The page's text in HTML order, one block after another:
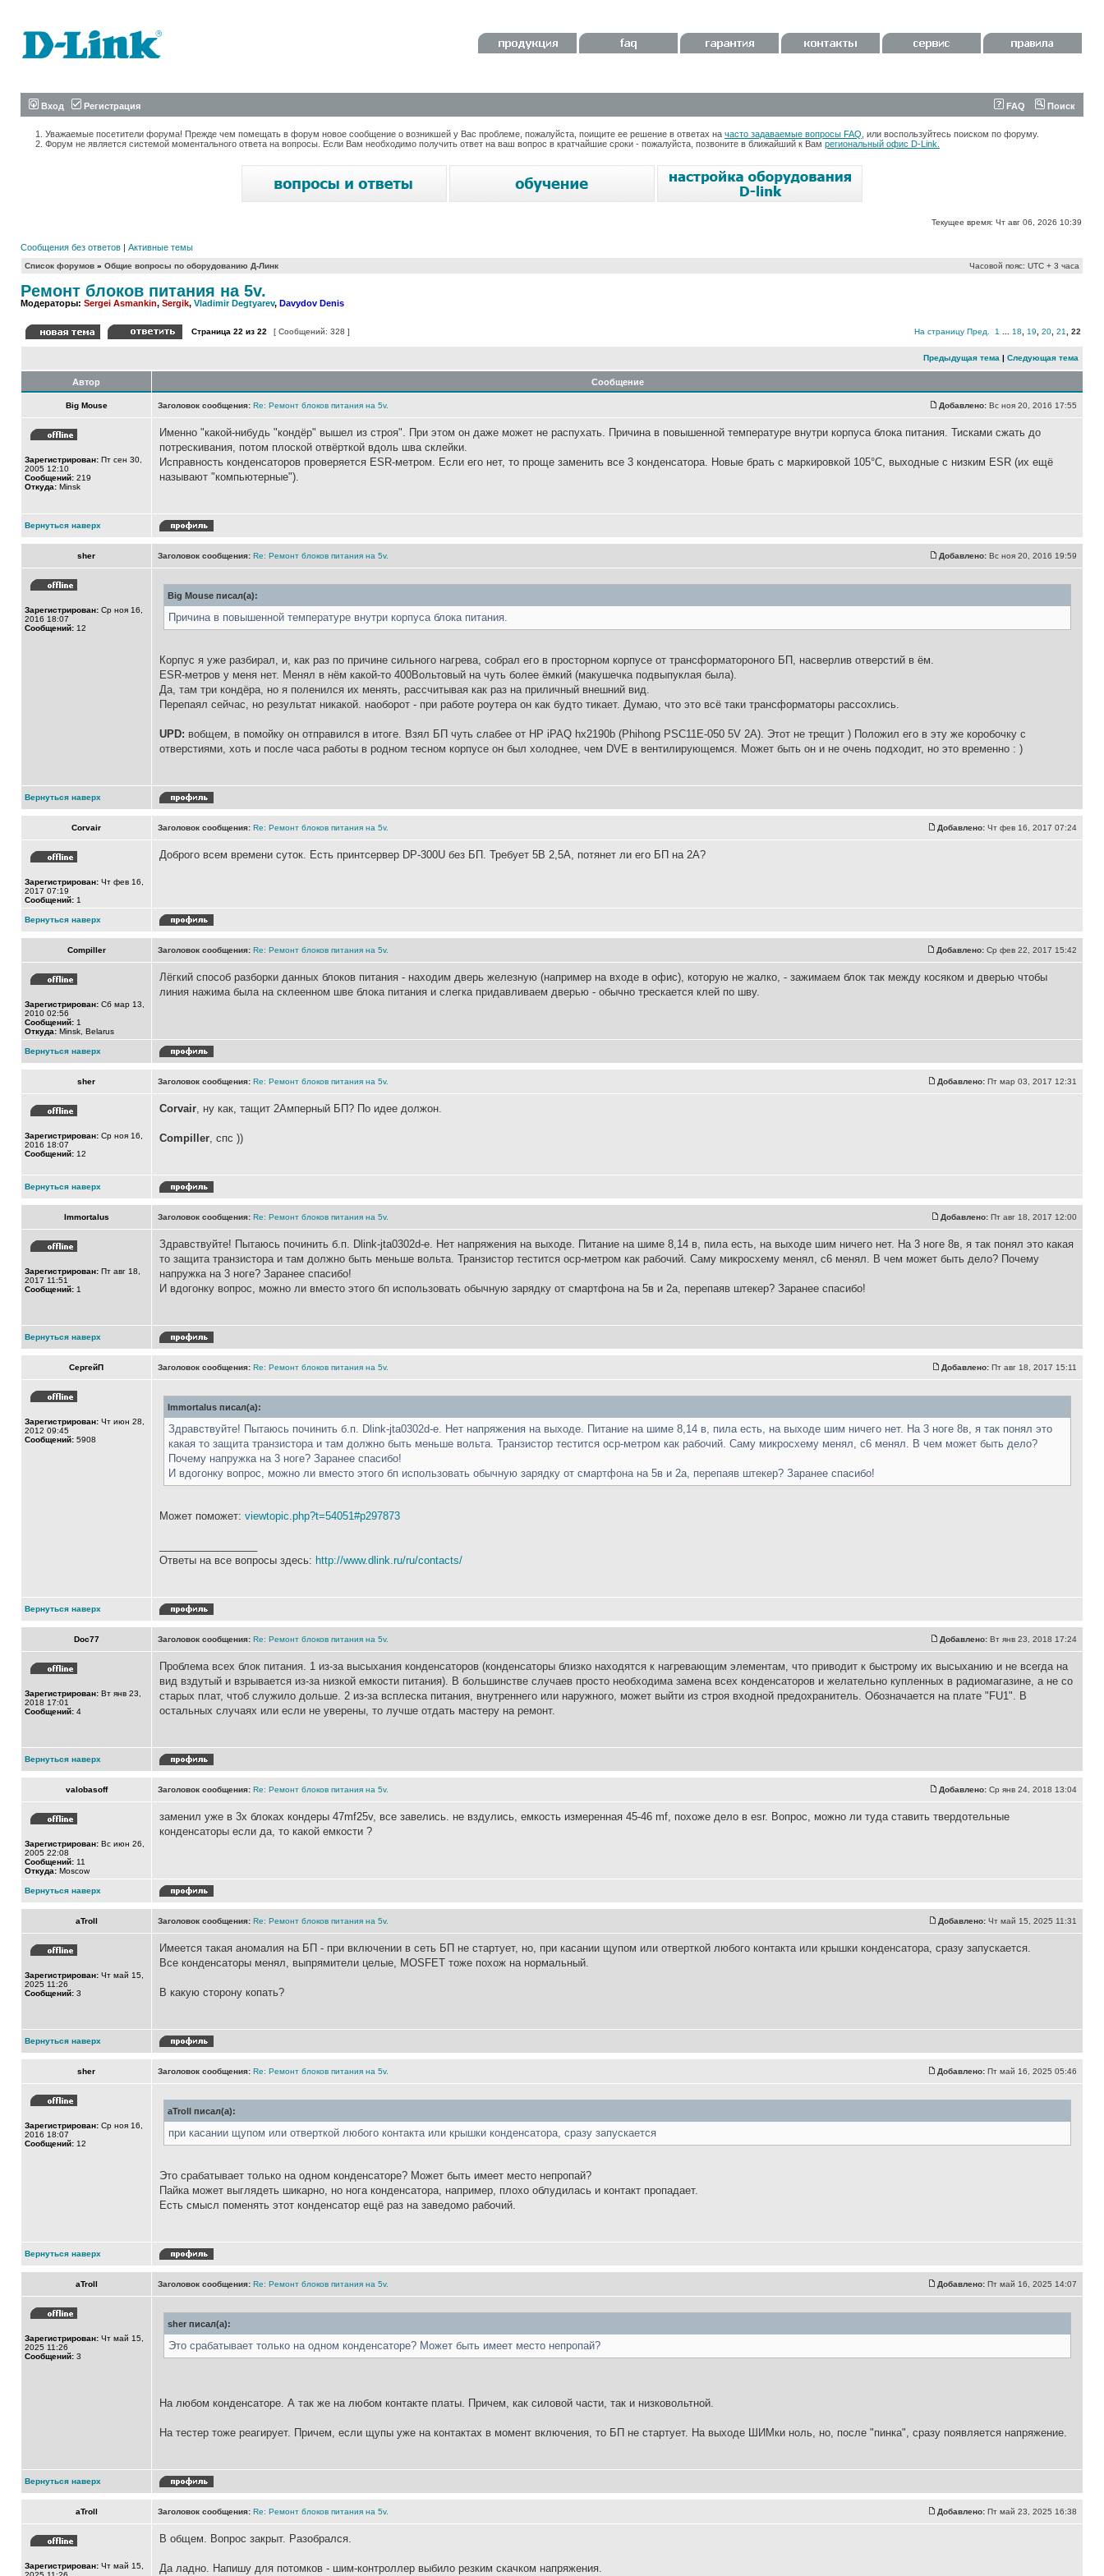
Вход Регистрация FAQ Поиск
Уважаемые посетители форума! Прежде чем помещать в форум новое сообщение о возникшей у Вас проблеме, пожалуйста, поищите ее решение в ответах на часто задаваемые вопросы FAQ , или воспользуйтесь поиском по форуму.
Форум не является системой моментального ответа на вопросы. Если Вам необходимо получить ответ на ваш вопрос в кратчайшие сроки - пожалуйста, позвоните в ближайший к Вам региональный офис D-Link.
Текущее время: Чт авг 06, 2026 10:39
Сообщения без ответов | Активные темы
Список форумов » Общие вопросы по оборудованию Д-Линк Часовой пояс: UTC + 3 часа
Ремонт блоков питания на 5v.
Модераторы: Sergei Asmankin, Sergik, Vladimir Degtyarev, Davydov Denis
Страница 22 из 22 [ Сообщений: 328 ] На страницу Пред. 1 18 19 20 21 22
Предыдущая тема | Следующая тема
Автор Сообщение
Big Mouse Заголовок сообщения: Re: Ремонт блоков питания на 5v. Добавлено: Вс ноя 20, 2016 17:55
Зарегистрирован: Пт сен 30,
2005 12:10
Сообщений: 219
Откуда: Minsk
Именно "какой-нибудь "кондёр" вышел из строя". При этом он даже может не распухать. Причина в повышенной температуре внутри корпуса блока питания. Тисками сжать до
потрескивания, потом плоской отвёрткой вдоль шва склейки.
Исправность конденсаторов проверяется ESR-метром. Если его нет, то проще заменить все 3 конденсатора. Новые брать с маркировкой 105°С, выходные с низким ESR (их ещё
называют "компьютерные").
Вернуться наверх
sher Заголовок сообщения: Re: Ремонт блоков питания на 5v. Добавлено: Вс ноя 20, 2016 19:59
Зарегистрирован: Ср ноя 16,
2016 18:07
Сообщений: 12
Big Mouse писал(а):
Причина в повышенной температуре внутри корпуса блока питания.
Корпус я уже разбирал, и, как раз по причине сильного нагрева, собрал его в просторном корпусе от трансформатороного БП, насверлив отверстий в ём.
ЕSR-метров у меня нет. Менял в нём какой-то 400Вольтовый на чуть более ёмкий (макушечка подвыпуклая была).
Да, там три кондёра, но я поленился их менять, рассчитывая как раз на приличный внешний вид.
Перепаял сейчас, но результат никакой. наоборот - при работе роутера он как будто тикает. Думаю, что это всё таки трансформаторы рассохлись.
UPD: вобщем, в помойку он отправился в итоге. Взял БП чуть слабее от HP iPAQ hx2190b (Phihong PSC11E-050 5V 2A). Этот не трещит ) Положил его в эту же коробочку с
отверстиями, хоть и после часа работы в родном тесном корпусе он был холоднее, чем DVE в вентилирующемся. Может быть он и не очень подходит, но это временно : )
Вернуться наверх
Corvair Заголовок сообщения: Re: Ремонт блоков питания на 5v. Добавлено: Чт фев 16, 2017 07:24
Зарегистрирован: Чт фев 16,
2017 07:19
Сообщений: 1
Доброго всем времени суток. Есть принтсервер DP-300U без БП. Требует 5В 2,5А, потянет ли его БП на 2А?
Вернуться наверх
Compiller Заголовок сообщения: Re: Ремонт блоков питания на 5v. Добавлено: Ср фев 22, 2017 15:42
Зарегистрирован: Сб мар 13,
2010 02:56
Сообщений: 1
Откуда: Minsk, Belarus
Лёгкий способ разборки данных блоков питания - находим дверь железную (например на входе в офис), которую не жалко, - зажимаем блок так между косяком и дверью чтобы
линия нажима была на склеенном шве блока питания и слегка придавливаем дверью - обычно трескается клей по шву.
Вернуться наверх
sher Заголовок сообщения: Re: Ремонт блоков питания на 5v. Добавлено: Пт мар 03, 2017 12:31
Зарегистрирован: Ср ноя 16,
2016 18:07
Сообщений: 12
Corvair, ну как, тащит 2Амперный БП? По идее должон.
Compiller, спс ))
Вернуться наверх
Immortalus Заголовок сообщения: Re: Ремонт блоков питания на 5v. Добавлено: Пт авг 18, 2017 12:00
Зарегистрирован: Пт авг 18,
2017 11:51
Сообщений: 1
Здравствуйте! Пытаюсь починить б.п. Dlink-jta0302d-e. Нет напряжения на выходе. Питание на шиме 8,14 в, пила есть, на выходе шим ничего нет. На 3 ноге 8в, я так понял это какая
то защита транзистора и там должно быть меньше вольта. Транзистор тестится оср-метром как рабочий. Саму микросхему менял, с6 менял. В чем может быть дело? Почему
напружка на 3 ноге? Заранее спасибо!
И вдогонку вопрос, можно ли вместо этого бп использовать обычную зарядку от смартфона на 5в и 2а, перепаяв штекер? Заранее спасибо!
Вернуться наверх
СергейП Заголовок сообщения: Re: Ремонт блоков питания на 5v. Добавлено: Пт авг 18, 2017 15:11
Зарегистрирован: Чт июн 28,
2012 09:45
Сообщений: 5908
Immortalus писал(а):
Здравствуйте! Пытаюсь починить б.п. Dlink-jta0302d-e. Нет напряжения на выходе. Питание на шиме 8,14 в, пила есть, на выходе шим ничего нет. На 3 ноге 8в, я так понял это
какая то защита транзистора и там должно быть меньше вольта. Транзистор тестится оср-метром как рабочий. Саму микросхему менял, с6 менял. В чем может быть дело?
Почему напружка на 3 ноге? Заранее спасибо!
И вдогонку вопрос, можно ли вместо этого бп использовать обычную зарядку от смартфона на 5в и 2а, перепаяв штекер? Заранее спасибо!
Может поможет: viewtopic.php?t=54051#p297873
Ответы на все вопросы здесь: http://www.dlink.ru/ru/contacts/
Вернуться наверх
Doc77 Заголовок сообщения: Re: Ремонт блоков питания на 5v. Добавлено: Вт янв 23, 2018 17:24
Зарегистрирован: Вт янв 23,
2018 17:01
Сообщений: 4
Проблема всех блок питания. 1 из-за высыхания конденсаторов (конденсаторы близко находятся к нагревающим элементам, что приводит к быстрому их высыханию и не всегда на
вид вздутый и взрывается из-за низкой емкости питания). В большинстве случаев просто необходима замена всех конденсаторов и желательно купленных в радиомагазине, а не со
старых плат, чтоб служило дольше. 2 из-за всплеска питания, внутреннего или наружного, может выйти из строя входной предохранитель. Обозначается на плате "FU1". В
остальных случаях или если не уверены, то лучше отдать мастеру на ремонт.
Вернуться наверх
valobasoff Заголовок сообщения: Re: Ремонт блоков питания на 5v. Добавлено: Ср янв 24, 2018 13:04
Зарегистрирован: Вс июн 26,
2005 22:08
Сообщений: 11
Откуда: Moscow
заменил уже в 3х блоках кондеры 47mf25v, все завелись. не вздулись, емкость измеренная 45-46 mf, похоже дело в esr. Вопрос, можно ли туда ставить твердотельные
конденсаторы если да, то какой емкости ?
Вернуться наверх
aTroll Заголовок сообщения: Re: Ремонт блоков питания на 5v. Добавлено: Чт май 15, 2025 11:31
Зарегистрирован: Чт май 15,
2025 11:26
Сообщений: 3
Имеется такая аномалия на БП - при включении в сеть БП не стартует, но, при касании щупом или отверткой любого контакта или крышки конденсатора, сразу запускается.
Все конденсаторы менял, выпрямители целые, MOSFET тоже похож на нормальный.
В какую сторону копать?
Вернуться наверх
sher Заголовок сообщения: Re: Ремонт блоков питания на 5v. Добавлено: Пт май 16, 2025 05:46
Зарегистрирован: Ср ноя 16,
2016 18:07
Сообщений: 12
aTroll писал(а):
при касании щупом или отверткой любого контакта или крышки конденсатора, сразу запускается
Это срабатывает только на одном конденсаторе? Может быть имеет место непропай?
Пайка может выглядеть шикарно, но нога конденсатора, например, плохо облудилась и контакт пропадает.
Есть смысл поменять этот конденсатор ещё раз на заведомо рабочий.
Вернуться наверх
aTroll Заголовок сообщения: Re: Ремонт блоков питания на 5v. Добавлено: Пт май 16, 2025 14:07
Зарегистрирован: Чт май 15,
2025 11:26
Сообщений: 3
sher писал(а):
Это срабатывает только на одном конденсаторе? Может быть имеет место непропай?
На любом конденсаторе. А так же на любом контакте платы. Причем, как силовой части, так и низковольтной.
На тестер тоже реагирует. Причем, если щупы уже на контактах в момент включения, то БП не стартует. На выходе ШИМки ноль, но, после "пинка", сразу появляется напряжение.
Вернуться наверх
aTroll Заголовок сообщения: Re: Ремонт блоков питания на 5v. Добавлено: Пт май 23, 2025 16:38
Зарегистрирован: Чт май 15,
В общем. Вопрос закрыт. Разобрался.
Да ладно. Напишу для потомков - шим-контроллер выбило резким скачком напряжения.